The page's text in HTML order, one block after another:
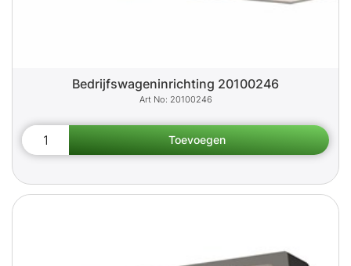
Bedrijfswageninrichting 20100246
20100246